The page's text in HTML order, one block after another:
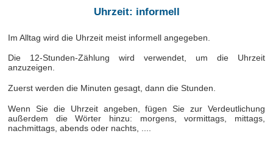
Uhrzeit: informell
Im Alltag wird die Uhrzeit meist informell angegeben.
Die 12-Stunden-Zählung wird verwendet, um die Uhrzeit
anzuzeigen.
Zuerst werden die Minuten gesagt, dann die Stunden.
Wenn Sie die Uhrzeit angeben, fügen Sie zur Verdeutlichung
außerdem die Wörter hinzu: morgens, vormittags, mittags,
nachmittags, abends oder nachts, ....